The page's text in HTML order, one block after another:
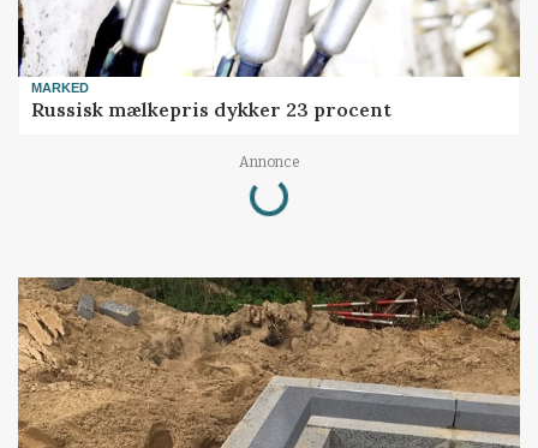
MARKED
Russisk mælkepris dykker 23 procent
Annonce
Loading...